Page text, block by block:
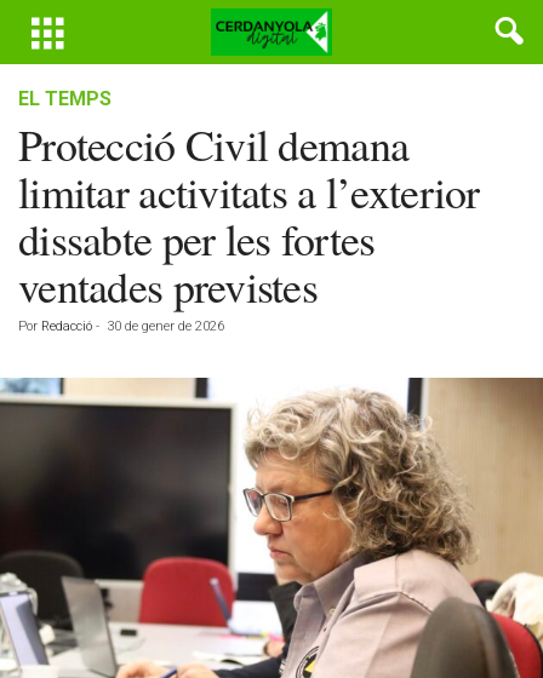
EL TEMPS
Protecció Civil demana
limitar activitats a l’exterior
dissabte per les fortes
ventades previstes
Por Redacció - 30 de gener de 2026